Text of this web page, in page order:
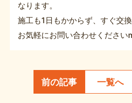
なります。
施工も1日もかからず、すぐ交
お気軽にお問い合わせください
前の記事 一覧へ